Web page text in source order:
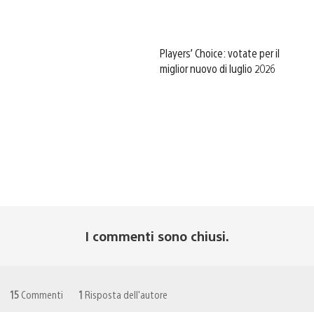
Players’ Choice: votate per il
miglior nuovo di luglio 2026
I commenti sono chiusi.
15 Commenti 1 Risposta dell'autore